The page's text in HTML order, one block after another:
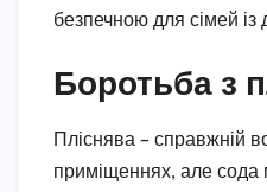
безпечною для сімей із
Боротьба з
Пліснява – справжній
приміщеннях, але сода